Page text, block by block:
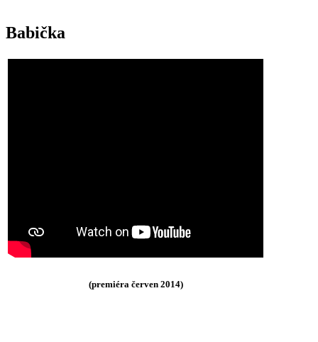
Babička
(premiéra červen 2014)